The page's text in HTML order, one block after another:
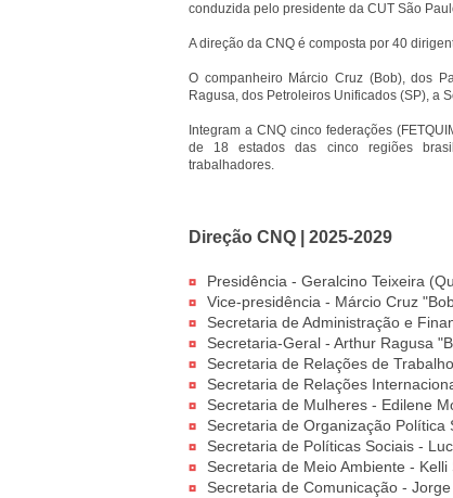
conduzida pelo presidente da CUT São
A direção da CNQ é composta por 40
O companheiro Márcio Cruz (Bob), dos
Ragusa, dos Petroleiros Unificados (SP), a
Integram a CNQ cinco federações
de 18 estados das cinco regiões
trabalhadores.
Direção CNQ | 2025-2029
Presidência - Geralcino Teixeira
Vice-presidência - Márcio Cruz
Secretaria de Administração e
Secretaria-Geral - Arthur Ragusa
Secretaria de Relações de
Secretaria de Relações
Secretaria de Mulheres - Edilene
Secretaria de Organização Política
Secretaria de Políticas Sociais -
Secretaria de Meio Ambiente -
Secretaria de Comunicação -